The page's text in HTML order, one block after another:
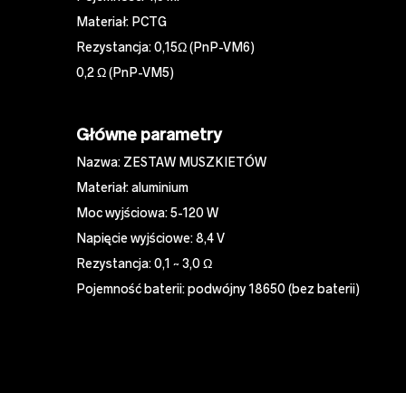
Materiał: PCTG
Rezystancja: 0,15Ω (PnP-VM6)
0,2 Ω (PnP-VM5)
Główne parametry
Nazwa: ZESTAW MUSZKIETÓW
Materiał: aluminium
Moc wyjściowa: 5-120 W
Napięcie wyjściowe: 8,4 V
Rezystancja: 0,1 ~ 3,0 Ω
Pojemność baterii: podwójny 18650 (bez baterii)